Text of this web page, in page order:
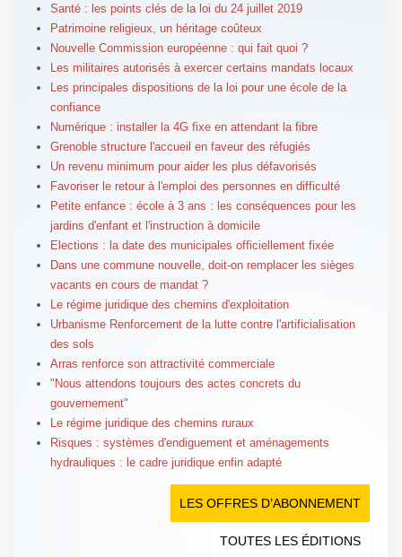
Santé : les points clés de la loi du 24 juillet 2019
Patrimoine religieux, un héritage coûteux
Nouvelle Commission européenne : qui fait quoi ?
Les militaires autorisés à exercer certains mandats locaux
Les principales dispositions de la loi pour une école de la
confiance
Numérique : installer la 4G fixe en attendant la fibre
Grenoble structure l'accueil en faveur des réfugiés
Un revenu minimum pour aider les plus défavorisés
Favoriser le retour à l'emploi des personnes en difficulté
Petite enfance : école à 3 ans : les conséquences pour les
jardins d'enfant et l'instruction à domicile
Elections : la date des municipales officiellement fixée
Dans une commune nouvelle, doit-on remplacer les sièges
vacants en cours de mandat ?
Le régime juridique des chemins d'exploitation
Urbanisme Renforcement de la lutte contre l'artificialisation
des sols
Arras renforce son attractivité commerciale
"Nous attendons toujours des actes concrets du
gouvernement"
Le régime juridique des chemins ruraux
Risques : systèmes d'endiguement et aménagements
hydrauliques : le cadre juridique enfin adapté
LES OFFRES D’ABONNEMENT
TOUTES LES ÉDITIONS